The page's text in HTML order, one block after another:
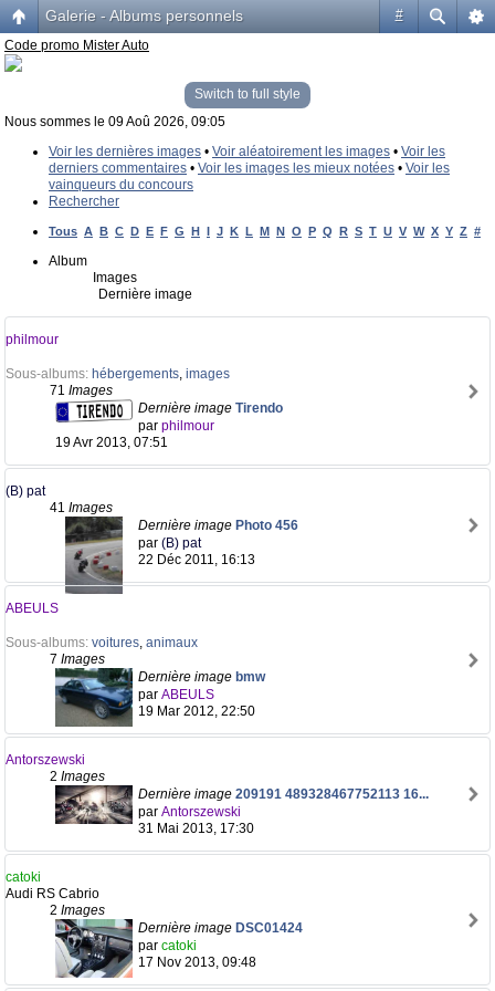
#
Galerie - Albums personnels
Code promo Mister Auto
Switch to full style
Nous sommes le 09 Aoû 2026, 09:05
Voir les dernières images • Voir aléatoirement les images • Voir les
derniers commentaires • Voir les images les mieux notées • Voir les
vainqueurs du concours
Rechercher
Tous A B C D E F G H I J K L M N O P Q R S T U V W X Y Z #
Album
Images
Dernière image
philmour
Sous-albums: hébergements, images
71 Images
Dernière image Tirendo
par philmour
19 Avr 2013, 07:51
(B) pat
41 Images
Dernière image Photo 456
par (B) pat
22 Déc 2011, 16:13
ABEULS
Sous-albums: voitures, animaux
7 Images
Dernière image bmw
par ABEULS
19 Mar 2012, 22:50
Antorszewski
2 Images
Dernière image 209191 489328467752113 16...
par Antorszewski
31 Mai 2013, 17:30
catoki
Audi RS Cabrio
2 Images
Dernière image DSC01424
par catoki
17 Nov 2013, 09:48